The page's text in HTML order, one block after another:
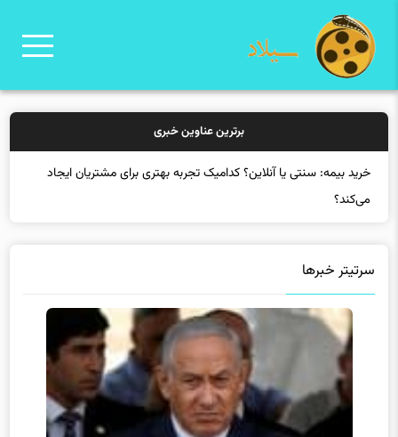
برترین عناوین خبری
خرید بیمه: سن